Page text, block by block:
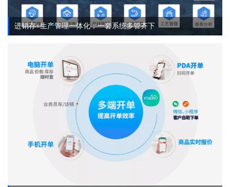
进销存+生产管理一体化，一套系统多管齐下